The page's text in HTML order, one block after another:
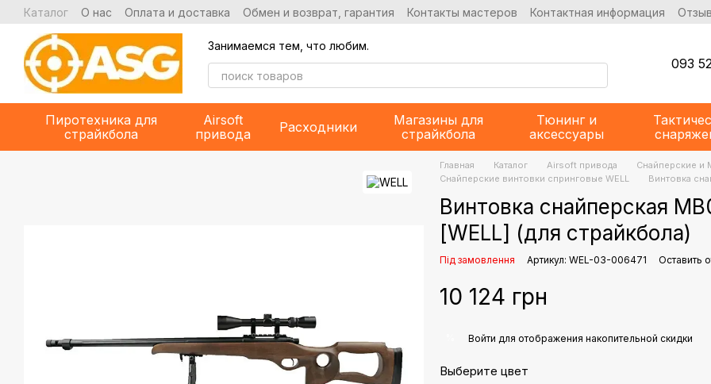
Перейти к основному контенту
Каталог О нас Оплата и доставка Обмен и возврат, гарантия Контакты мастеров Контактная информация
Занимаемся тем, что любим.
093
Пиротехника для
страйкбола
Airsoft
привода
Расходники
Магазины для
страйкбола
Тюнинг и
аксессуары
Главная Каталог Airsoft привода
Снайперские и
Снайперские винтовки спринговые WELL
Винтовка
Винтовка снайперская
[WELL] (для страйкбола)
Під замовлення Артикул: WEL-03-006471 Оставить
10 124 грн
Войти для отображения накопительной скидки
Выберите цвет